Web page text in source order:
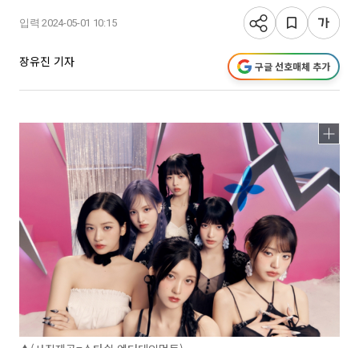
입력 2024-05-01 10:15
장유진 기자 구글 선호매체 추가